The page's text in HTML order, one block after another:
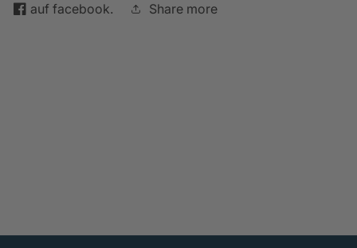
you
you
auf facebook. Share more